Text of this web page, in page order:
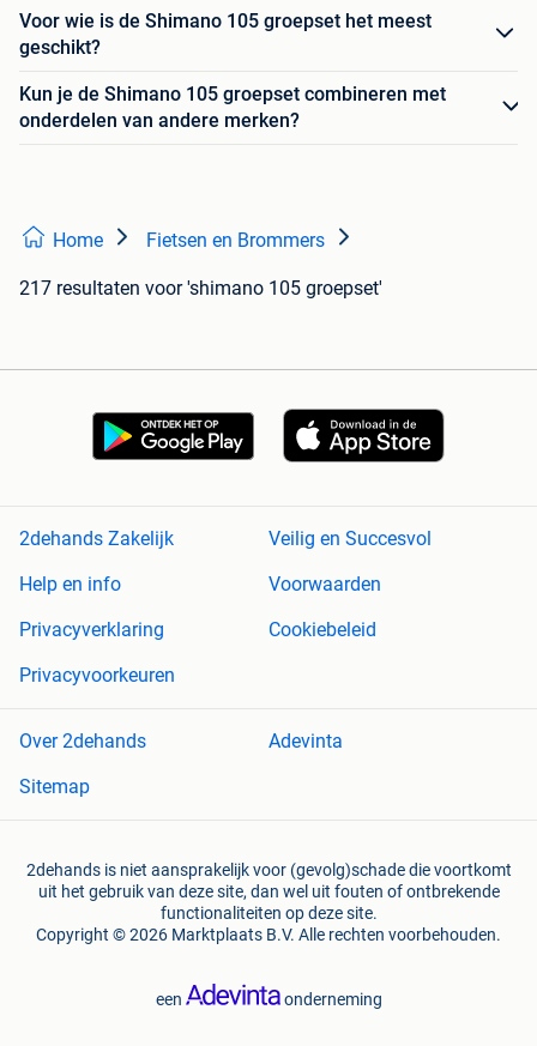
Voor wie is de Shimano 105 groepset het meest
geschikt?
Kun je de Shimano 105 groepset combineren met
onderdelen van andere merken?
Home Fietsen en Brommers
217 resultaten voor 'shimano 105 groepset'
2dehands Zakelijk
Veilig en Succesvol
Help en info
Voorwaarden
Privacyverklaring
Cookiebeleid
Privacyvoorkeuren
Over 2dehands
Adevinta
Sitemap
2dehands is niet aansprakelijk voor (gevolg)schade die voortkomt
uit het gebruik van deze site, dan wel uit fouten of ontbrekende
functionaliteiten op deze site.
Copyright © 2026 Marktplaats B.V. Alle rechten voorbehouden.
een onderneming